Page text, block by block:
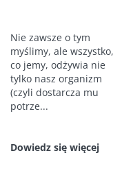
Nie zawsze o tym
myślimy, ale wszystko,
co jemy, odżywia nie
tylko nasz organizm
(czyli dostarcza mu
potrze...
Dowiedz się więcej